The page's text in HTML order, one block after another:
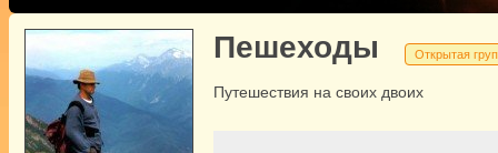
Пешеходы Открытая
Путешествия на своих двоих